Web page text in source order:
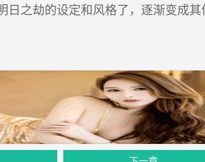
之劫的设定和风格了，逐渐变成其